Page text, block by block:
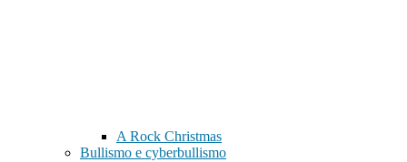
A Rock Christmas
Bullismo e cyberbullismo